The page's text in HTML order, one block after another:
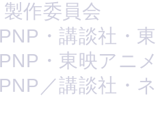
作委員会
・講談社・
・東映アニ
／講談社・